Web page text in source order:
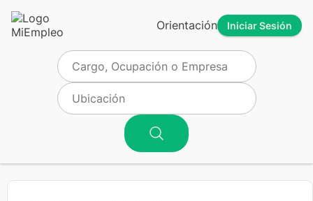
Orientación Iniciar Sesión